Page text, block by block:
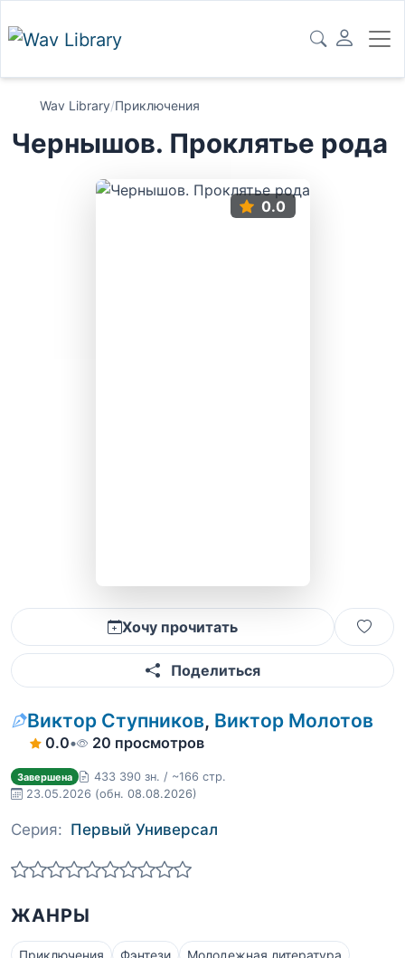
Wav Library/Приключения
Чернышов. Проклятье рода
0.0
Хочу прочитать
Поделиться
Виктор Ступников, Виктор Молотов
0.0• 20 просмотров
Завершена
433 390 зн. / ~166 стр.
23.05.2026 (обн. 08.08.2026)
Серия: Первый Универсал
ЖАНРЫ